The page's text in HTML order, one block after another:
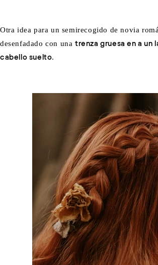
Otra idea para un semirecogido de novia
desenfadado con una trenza gruesa en a un
cabello suelto.